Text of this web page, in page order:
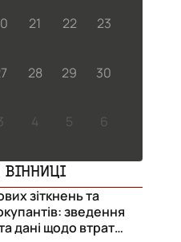
21 22 23
28 29 30
4 5 6
зіткнень та
зведення
дані щодо втрат